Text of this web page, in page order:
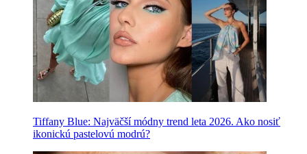
Tiffany Blue: Najväčší módny trend leta 2026. Ako nosiť
ikonickú pastelovú modrú?